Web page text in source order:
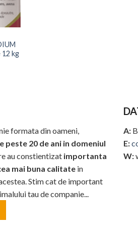
12 kg
formata din oameni,
peste 20 de ani in domeniul
au constientizat importanta
mai buna calitate in
Stim cat de important
tau de companie...
A:
E:
W: